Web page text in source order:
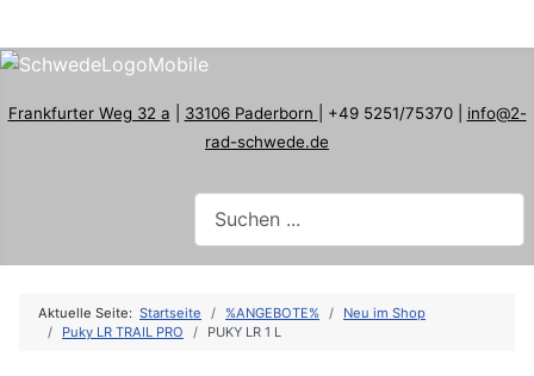
Frankfurter Weg 32 a 33106 Paderborn | +49 5251/75370 | info@2-
rad-schwede.de
Aktuelle Seite: Startseite %ANGEBOTE%
Neu im Shop
Puky LR TRAIL PRO
PUKY LR 1 L